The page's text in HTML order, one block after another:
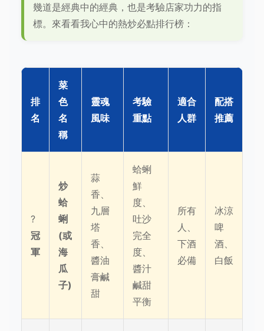
幾道是經典中的經典，也是考驗店家功力的指
標。來看看我心中的熱炒必點排行榜：
排
名
菜
色
名
稱
靈魂
風味
考驗
重點
適合
人群
配搭
推薦
?
冠
軍
炒
蛤
蜊
(或
海
瓜
子)
蒜
香、
九層
塔
香、
醬油
膏鹹
甜
蛤蜊
鮮
度、
吐沙
完全
度、
醬汁
鹹甜
平衡
所有
人、
下酒
必備
冰涼
啤
酒、
白飯